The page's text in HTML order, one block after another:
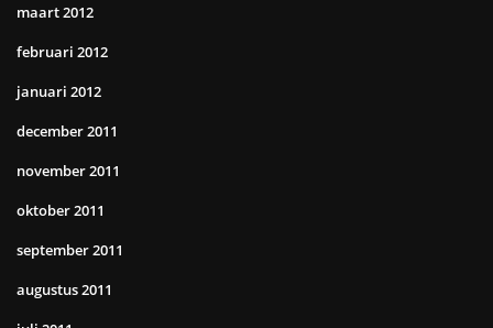
maart 2012
februari 2012
januari 2012
december 2011
november 2011
oktober 2011
september 2011
augustus 2011